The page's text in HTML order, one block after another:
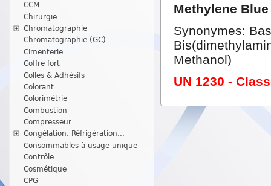
CCM
Chirurgie
Chromatographie
Chromatographie (GC)
Cimenterie
Coffre fort
Colles & Adhésifs
Colorant
Colorimétrie
Combustion
Compresseur
Congélation, Réfrigération...
Consommables à usage unique
Contrôle
Cosmétique
CPG
Methylene
Synonymes:
Methanol)
UN 1230 -